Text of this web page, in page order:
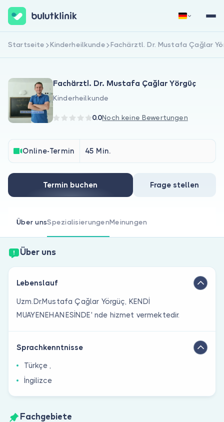
Für Patienten
Sind Sie Arzt?
Jetzt registrieren Anmelden
Startseite Kinderheilkunde Fachärztl. Dr. Mustafa Çağlar
Fachärztl. Dr. Mustafa Çağlar Yörgüç
Kinderheilkunde
0.0Noch keine Bewertungen
Online-Termin 45 Min.
Termin buchen Frage stellen
Über unsSpezialisierungenMeinungen
Über uns
Lebenslauf
Uzm.Dr.Mustafa Çağlar Yörgüç, KENDİ
MUAYENEHANESİNDE' nde hizmet vermektedir.
Sprachkenntnisse
Türkçe ,
İngilizce
Fachgebiete